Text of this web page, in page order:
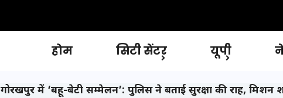
होम सिटी सेंटर यूपी
गोरखपुर में ‘बहू-बेटी सम्मेलन’: पुलिस ने बताई सुरक्षा की राह,